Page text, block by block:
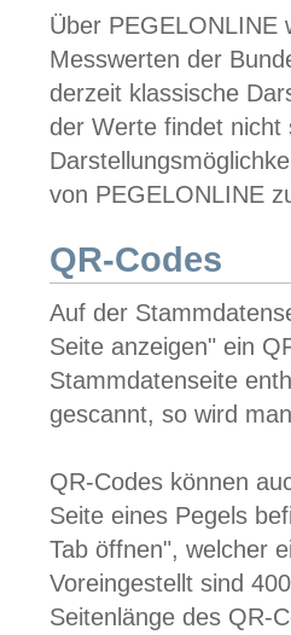
Über PEGELONLINE
Messwerten der
derzeit klassische
der Werte findet
von PEGELONLINE
QR-Codes
Auf der
Seite anzeigen" ein
Stammdatenseite
gescannt, so wird
QR-Codes können
Seite eines Pegels
Tab öffnen", welcher
Voreingestellt sind
Seitenlänge des QR-